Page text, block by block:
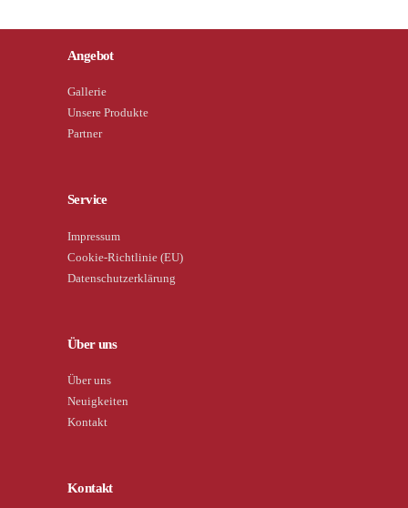
Angebot
Gallerie
Unsere Produkte
Partner
Service
Impressum
Cookie-Richtlinie (EU)
Datenschutzerklärung
Über uns
Über uns
Neuigkeiten
Kontakt
Kontakt